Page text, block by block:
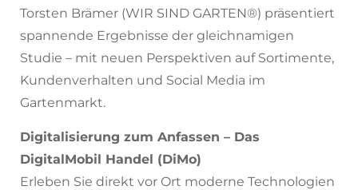
Torsten Brämer (WIR SIND GARTEN®) präsentiert
spannende Ergebnisse der gleichnamigen
Studie – mit neuen Perspektiven auf Sortimente,
Kundenverhalten und Social Media im
Gartenmarkt.
Digitalisierung zum Anfassen – Das
DigitalMobil Handel (DiMo)
Erleben Sie direkt vor Ort moderne Technologien